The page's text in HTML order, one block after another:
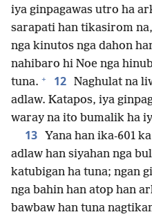
iya ginpagawas utro ha
sarapati han tikasirom
nga kinutos nga dahon
nahibaro hi Noe nga
tuna. + 12 Naghulat na
adlaw. Katapos, iya
waray na ito bumalik ha
13 Yana han ika-601
adlaw han siyahan nga
katubigan ha tuna; ngan
nga bahin han atop han
bawbaw han tuna